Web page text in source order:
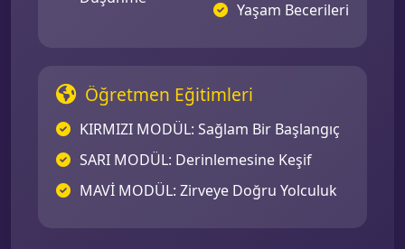
Yaşam Becerileri
Öğretmen Eğitimleri
KIRMIZI MODÜL: Sağlam Bir Başlangıç
SARI MODÜL: Derinlemesine Keşif
MAVİ MODÜL: Zirveye Doğru Yolculuk